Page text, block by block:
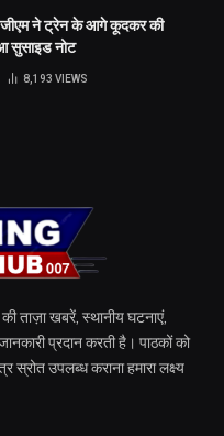
जीएम ने ट्रेन के आगे कूदकर की
सुसाइड नोट
8,193 VIEWS
ताज़ा खबरें, स्थानीय घटनाएं,
प्रदान करती है। पाठकों को
स्रोत उपलब्ध कराना हमारा लक्ष्य